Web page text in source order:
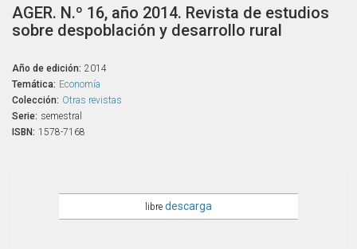
AGER. N.º 16, año 2014. Revista de estudios
sobre despoblación y desarrollo rural
Año de edición: 2014
Temática: Economía
Colección: Otras revistas
Serie: semestral
ISBN: 1578-7168
libre descarga